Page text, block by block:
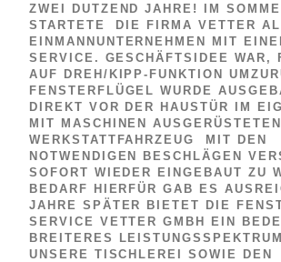
ZWEI DUTZEND JAHRE! IM
STARTETE DIE FIRMA VETTER
EINMANNUNTERNEHMEN MIT
SERVICE. GESCHÄFTSIDEE WAR,
AUF DREH/KIPP-FUNKTION
FENSTERFLÜGEL WURDE
DIREKT VOR DER HAUSTÜR IM
MIT MASCHINEN AUSGERÜSTETEN
WERKSTATTFAHRZEUG MIT DEN
NOTWENDIGEN BESCHLÄGEN
SOFORT WIEDER EINGEBAUT ZU
BEDARF HIERFÜR GAB ES
JAHRE SPÄTER BIETET DIE
SERVICE VETTER GMBH EIN
BREITERES
UNSERE TISCHLEREI SOWIE DEN